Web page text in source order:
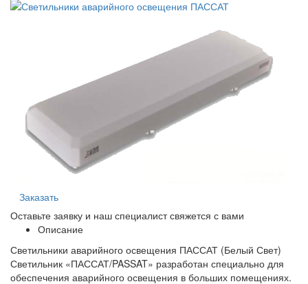
Заказать
Оставьте заявку и наш специалист свяжется с вами
Описание
Светильники аварийного освещения ПАССАТ (Белый Свет)
Светильник «ПАССАТ/PASSAT» разработан специально для
обеспечения аварийного освещения в больших помещениях.